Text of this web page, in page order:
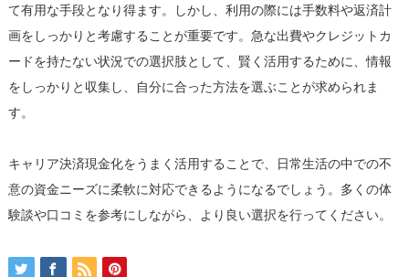
て有用な手段となり得ます。しかし、利用の際には手数料や返済計
画をしっかりと考慮することが重要です。急な出費やクレジットカ
ードを持たない状況での選択肢として、賢く活用するために、情報
をしっかりと収集し、自分に合った方法を選ぶことが求められま
す。
キャリア決済現金化をうまく活用することで、日常生活の中での不
意の資金ニーズに柔軟に対応できるようになるでしょう。多くの体
験談や口コミを参考にしながら、より良い選択を行ってください。